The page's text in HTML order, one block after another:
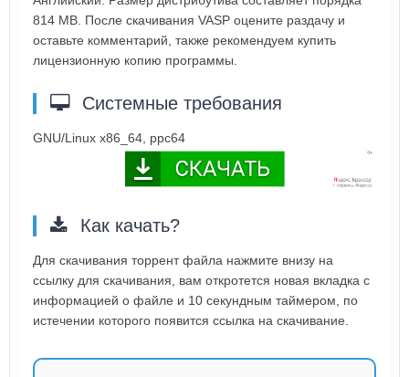
814 MB. После скачивания VASP оцените раздачу и
оставьте комментарий, также рекомендуем купить
лицензионную копию программы.
Системные требования
GNU/Linux x86_64, ppc64
Как качать?
Для скачивания торрент файла нажмите внизу на
ссылку для скачивания, вам откротется новая вкладка с
информацией о файле и 10 секундным таймером, по
истечении которого появится ссылка на скачивание.